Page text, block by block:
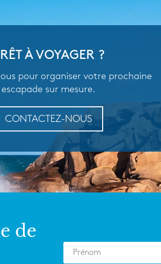
À VOYAGER ?
pour organiser votre prochaine
escapade sur mesure.
CONTACTEZ-NOUS
de